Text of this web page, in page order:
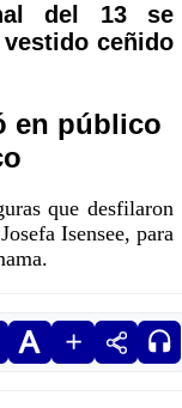
del 13 se
ceñido
en público
que desfilaron
Isensee, para